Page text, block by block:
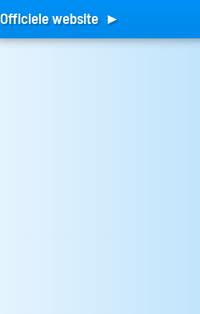
Officiele website ►